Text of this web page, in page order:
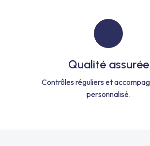
Qualité assurée
Contrôles réguliers et
personnalisé.